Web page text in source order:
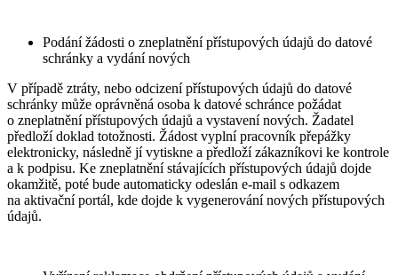
Podání žádosti o zneplatnění přístupových údajů do datové
schránky a vydání nových
V případě ztráty, nebo odcizení přístupových údajů do datové
schránky může oprávněná osoba k datové schránce požádat
o zneplatnění přístupových údajů a vystavení nových. Žadatel
předloží doklad totožnosti. Žádost vyplní pracovník přepážky
elektronicky, následně jí vytiskne a předloží zákazníkovi ke kontrole
a k podpisu. Ke zneplatnění stávajících přístupových údajů dojde
okamžitě, poté bude automaticky odeslán e-mail s odkazem
na aktivační portál, kde dojde k vygenerování nových přístupových
údajů.